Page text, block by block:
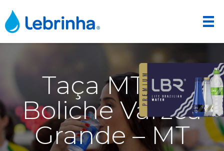
Taça MT de
Boliche Várzea
Grande – MT